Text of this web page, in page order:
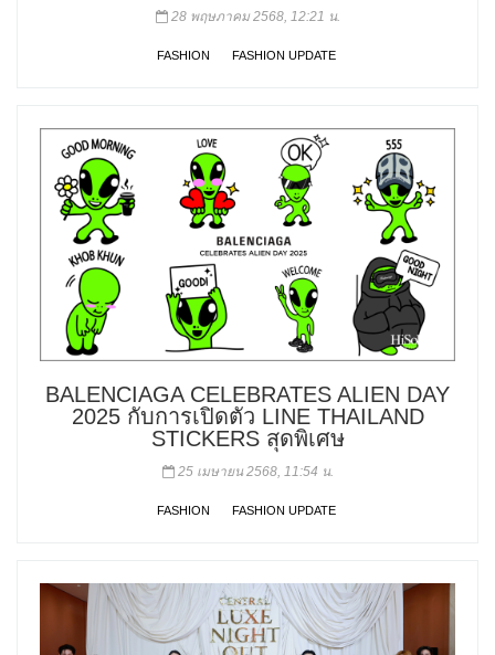
28 พฤษภาคม 2568, 12:21 น.
FASHION FASHION UPDATE
BALENCIAGA CELEBRATES ALIEN DAY
2025 กับการเปิดตัว LINE THAILAND
STICKERS สุดพิเศษ
25 เมษายน 2568, 11:54 น.
FASHION FASHION UPDATE